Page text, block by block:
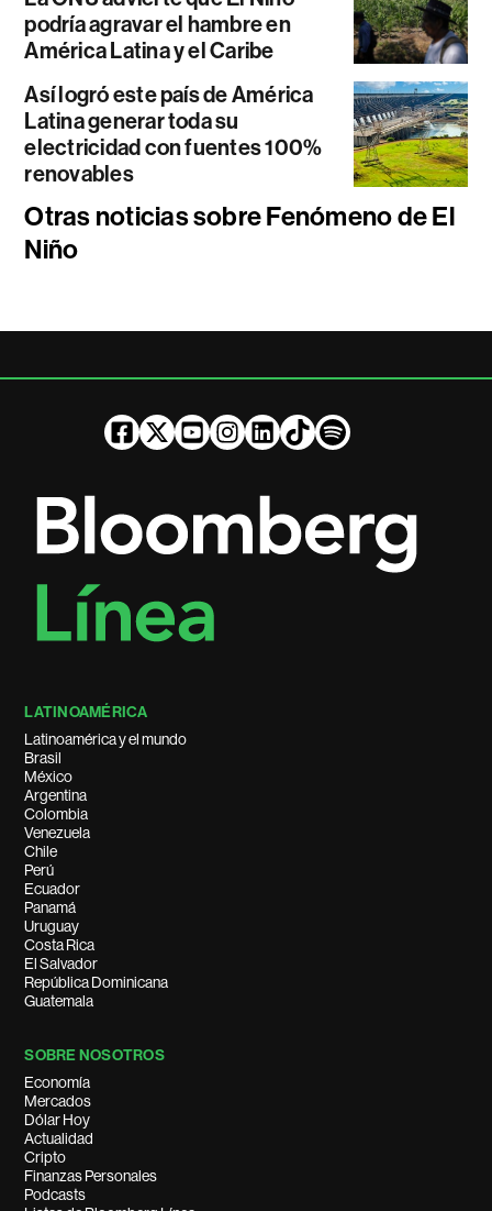
podría agravar el hambre en
América Latina y el Caribe
Así logró este país de América
Latina generar toda su
electricidad con fuentes 100%
renovables
Otras noticias sobre Fenómeno de El
Niño
LATINOAMÉRICA
Latinoamérica y el mundo
Brasil
México
Argentina
Colombia
Venezuela
Chile
Perú
Ecuador
Panamá
Uruguay
Costa Rica
El Salvador
República Dominicana
Guatemala
SOBRE NOSOTROS
Economía
Mercados
Dólar Hoy
Actualidad
Cripto
Finanzas Personales
Podcasts